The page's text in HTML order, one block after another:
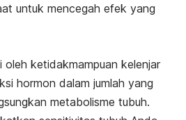
untuk mencegah efek yang
oleh ketidakmampuan kelenjar
hormon dalam jumlah yang
metabolisme tubuh.